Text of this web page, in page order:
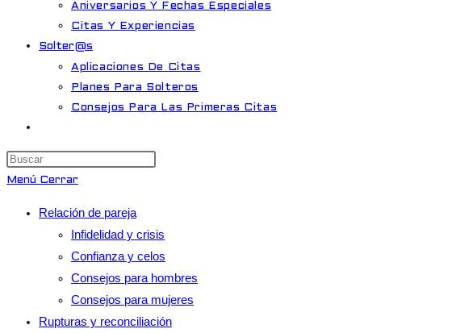
Aniversarios Y Fechas Especiales
Citas Y Experiencias
Solter@s
Aplicaciones De Citas
Planes Para Solteros
Consejos Para Las Primeras Citas
de
la
web
el
panel
de
búsqueda.
Menú Cerrar
Relación de pareja
Infidelidad y crisis
Confianza y celos
Consejos para hombres
Consejos para mujeres
Rupturas y reconciliación